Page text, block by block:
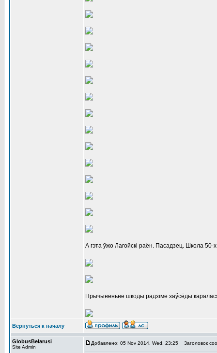
А гэта ўжо Лагойскі раён. Пасадзец. Школа 50-х
Прычыненьне шкоды радзіме заўсёды
Вернуться к началу
GlobusBelarusi
Site Admin
Добавлено: 05 Nov 2014, Wed, 23:25 Заголовок